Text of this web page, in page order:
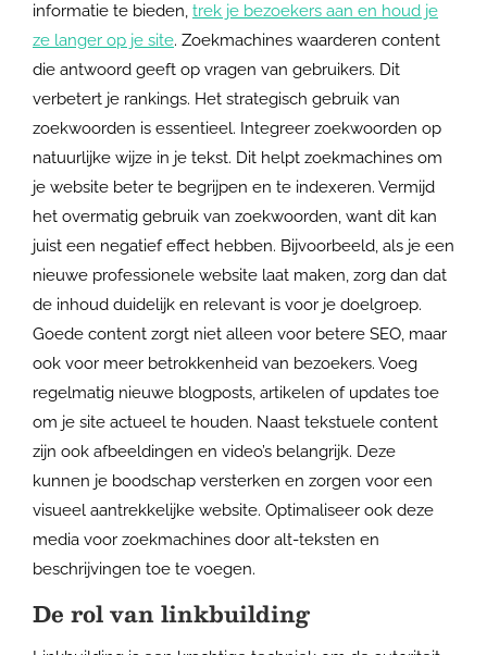
informatie te bieden, trek je bezoekers aan en houd je
ze langer op je site. Zoekmachines waarderen content
die antwoord geeft op vragen van gebruikers. Dit
verbetert je rankings. Het strategisch gebruik van
zoekwoorden is essentieel. Integreer zoekwoorden op
natuurlijke wijze in je tekst. Dit helpt zoekmachines om
je website beter te begrijpen en te indexeren. Vermijd
het overmatig gebruik van zoekwoorden, want dit kan
juist een negatief effect hebben. Bijvoorbeeld, als je een
nieuwe professionele website laat maken, zorg dan dat
de inhoud duidelijk en relevant is voor je doelgroep.
Goede content zorgt niet alleen voor betere SEO, maar
ook voor meer betrokkenheid van bezoekers. Voeg
regelmatig nieuwe blogposts, artikelen of updates toe
om je site actueel te houden. Naast tekstuele content
zijn ook afbeeldingen en video’s belangrijk. Deze
kunnen je boodschap versterken en zorgen voor een
visueel aantrekkelijke website. Optimaliseer ook deze
media voor zoekmachines door alt-teksten en
beschrijvingen toe te voegen.
De rol van linkbuilding